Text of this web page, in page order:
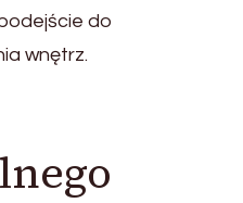
do
wnętrz.